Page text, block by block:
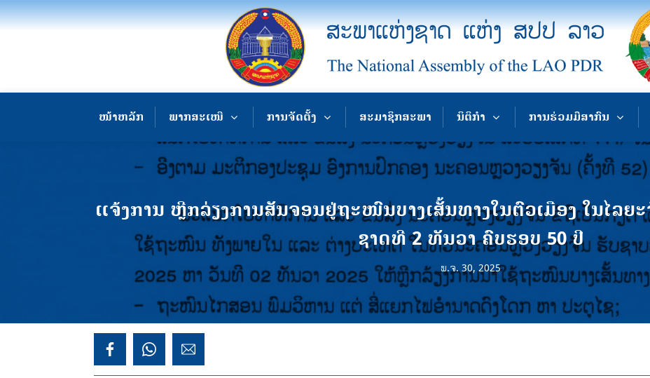
ໜ້າຫລັກ ພາກສະເໜີ ການຈັດຕັ້ງ ສະມາຊິກສະພາ ນິຕິກຳ ການຮ່ວມມືສາກົນ
ແຈ້ງການ ຫຼີກລ່ຽງການສັນຈອນຢູ່ຖະໜົນບາງເສັ້ນທາງໃນຕົວເມືອງ ໃນໄລຍ
ຊາດທີ 2 ທັນວາ ຄົບຮອບ 50 ປີ
ພ.ຈ. 30, 2025